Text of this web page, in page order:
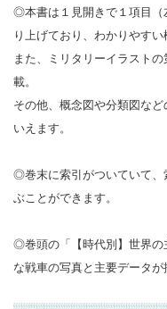
◎本書は１見開きで１項目（
り上げており、わかりやすい
また、ミリタリーイラスト
載。
その他、概念図や分類図な
いえます。
◎巻末に索引がついていて、
ぶことができます。
◎巻頭の「【時代別】世界の
な戦車の写真と主要データが